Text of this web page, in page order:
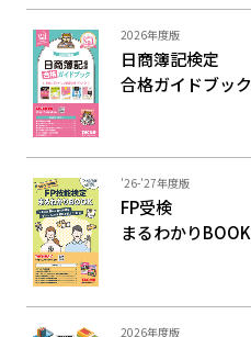
2026年度版
日商簿記検定
合格ガイドブック
'26-'27年度版
FP受検
まるわかりBOOK
2026年度版